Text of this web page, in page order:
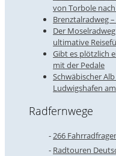
von Torbole
Brenztalradweg
Der
ultimative
Gibt es plötzlich
mit der Pedale
Schwäbischer
Ludwigshafen
Radfernwege
266
Radtouren